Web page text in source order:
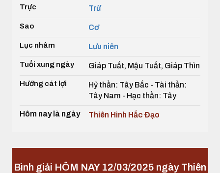
Trực Trừ
Sao Cơ
Lục nhâm Lưu niên
Tuổi xung ngày Giáp Tuất, Mậu Tuất, Giáp Thìn
Hướng cát lợi
Hỷ thần: Tây Bắc - Tài thần:
Tây Nam - Hạc thần: Tây
Hôm nay là ngày Thiên Hình Hắc Đạo
Bình giải HÔM NAY 12/03/2025 ngày Thiên